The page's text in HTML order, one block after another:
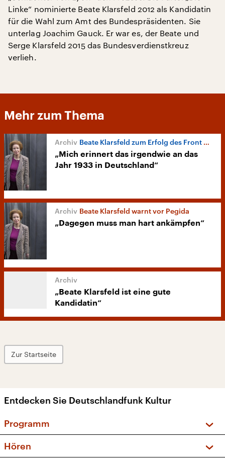
Linke“ nominierte Beate Klarsfeld 2012 als Kandidatin
für die Wahl zum Amt des Bundespräsidenten. Sie
unterlag Joachim Gauck. Er war es, der Beate und
Serge Klarsfeld 2015 das Bundesverdienstkreuz
verlieh.
Mehr zum Thema
Beate Klarsfeld zum Erfolg des Front National
„Mich erinnert das irgendwie an das
Jahr 1933 in Deutschland“
Beate Klarsfeld warnt vor Pegida
„Dagegen muss man hart ankämpfen“
„Beate Klarsfeld ist eine gute
Kandidatin“
Zur Startseite
Entdecken Sie Deutschlandfunk Kultur
Programm
Hören